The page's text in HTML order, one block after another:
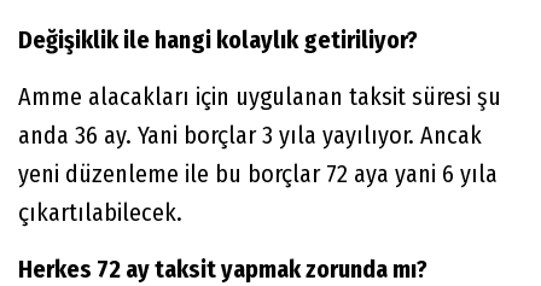
Değişiklik ile hangi kolaylık getiriliyor?
Amme alacakları için uygulanan taksit süresi şu
anda 36 ay. Yani borçlar 3 yıla yayılıyor. Ancak
yeni düzenleme ile bu borçlar 72 aya yani 6 yıla
çıkartılabilecek.
Herkes 72 ay taksit yapmak zorunda mı?